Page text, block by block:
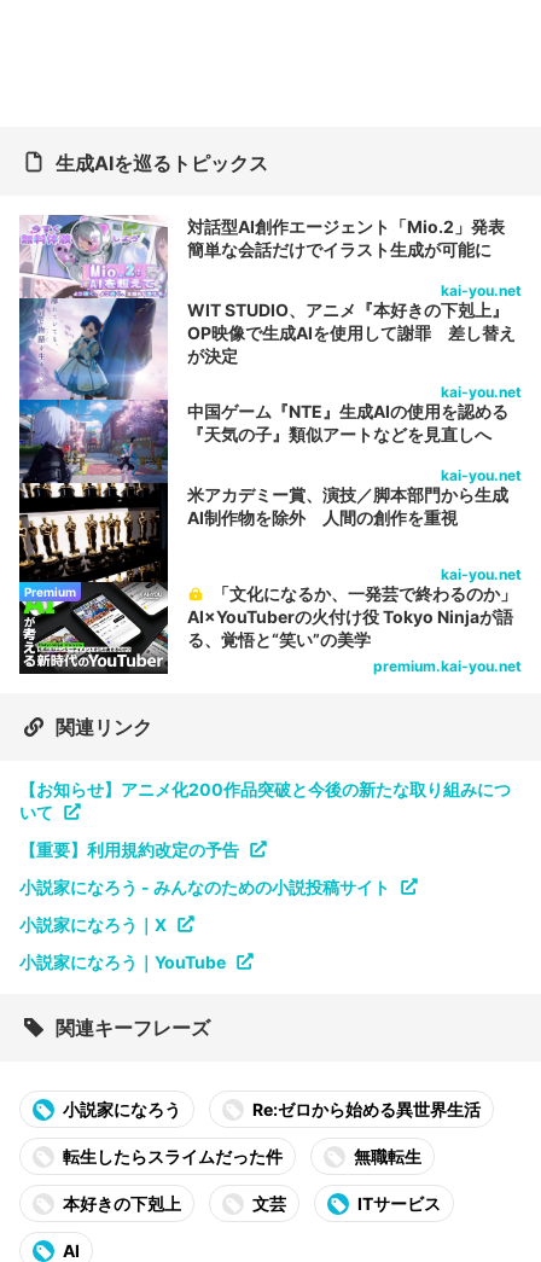
生成AIを巡るトピックス
対話型AI創作エージェント「Mio.2」発表
簡単な会話だけでイラスト生成が可能に
kai-you.net
WIT STUDIO、アニメ『本好きの下剋上』
OP映像で生成AIを使用して謝罪 差し替え
が決定
kai-you.net
中国ゲーム『NTE』生成AIの使用を認める
『天気の子』類似アートなどを見直しへ
kai-you.net
米アカデミー賞、演技／脚本部門から生成
AI制作物を除外 人間の創作を重視
kai-you.net
Premium
「文化になるか、一発芸で終わるのか」
AI×YouTuberの火付け役 Tokyo Ninjaが語
る、覚悟と“笑い”の美学
premium.kai-you.net
関連リンク
【お知らせ】アニメ化200作品突破と今後の新たな取り組みにつ
いて
【重要】利用規約改定の予告
小説家になろう - みんなのための小説投稿サイト
小説家になろう｜X
小説家になろう｜YouTube
関連キーフレーズ
小説家になろう Re:ゼロから始める異世界生活
転生したらスライムだった件 無職転生
本好きの下剋上 文芸 ITサービス
AI